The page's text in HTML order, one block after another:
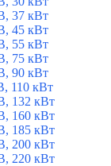
37 кВт
45 кВт
55 кВт
75 кВт
90 кВт
110 кВт
132 кВт
160 кВт
185 кВт
200 кВт
220 кВт